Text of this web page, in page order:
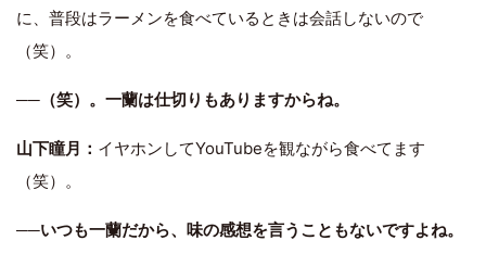
に、普段はラーメンを食べているときは会話しないので
（笑）。
──（笑）。一蘭は仕切りもありますからね。
山下瞳月： イヤホンしてYouTubeを観ながら食べてます
（笑）。
──いつも一蘭だから、味の感想を言うこともないですよね。